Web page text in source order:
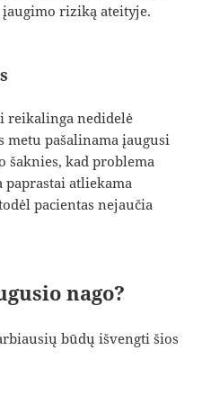
riziką ateityje.
reikalinga nedidelė
metu pašalinama įaugusi
šaknies, kad problema
paprastai atliekama
pacientas nejaučia
nago?
būdų išvengti šios